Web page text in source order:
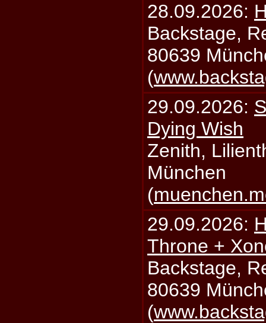
28.09.2026:
Backstage,
80639
(
29.09.2026:
Dying Wish
Zenith,
München
(
29.09.2026:
Throne +
Backstage,
80639
(